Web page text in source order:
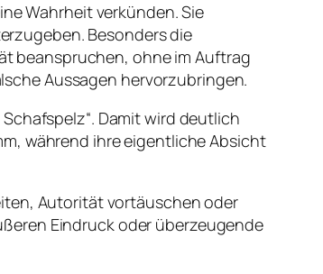
Wahrheit verkünden. Sie
Besonders die
beanspruchen, ohne im Auftrag
Aussagen hervorzubringen.
Damit wird deutlich
während ihre eigentliche Absicht
Autorität vortäuschen oder
Eindruck oder überzeugende